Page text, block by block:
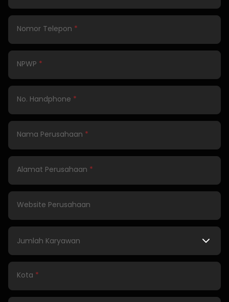
Nomor Telepon *
NPWP *
No. Handphone *
Nama Perusahaan *
Alamat Perusahaan *
Website Perusahaan
Kota *